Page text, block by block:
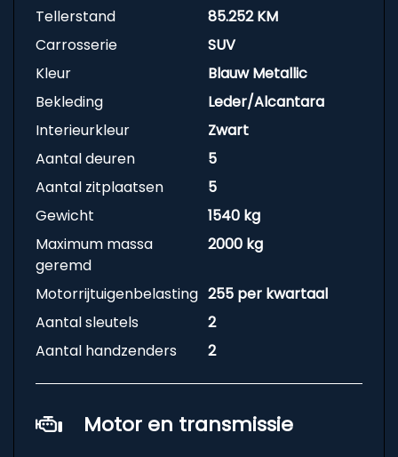
Tellerstand
85.252 KM
Carrosserie
SUV
Kleur
Blauw Metallic
Bekleding
Leder/Alcantara
Interieurkleur
Zwart
Aantal deuren
5
Aantal zitplaatsen
5
Gewicht
1540 kg
Maximum massa
geremd
2000 kg
Motorrijtuigenbelasting 255 per kwartaal
Aantal sleutels
2
Aantal handzenders
2
Motor en transmissie